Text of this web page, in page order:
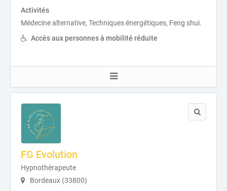
Activités
Médecine alternative, Techniques énergétiques, Feng shui.
Accès aux personnes à mobilité réduite
FG Evolution
Hypnothérapeute
Bordeaux (33800)